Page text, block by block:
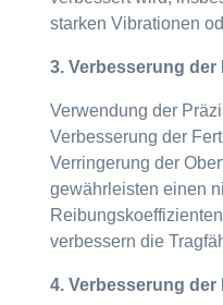
starken Vibrationen
3. Verbesserung
Verwendung der
Verbesserung der
Verringerung der
gewährleisten einen
verbessern die
4. Verbesserung